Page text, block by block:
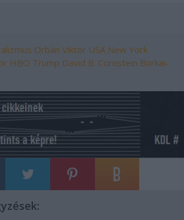
Orbán Viktor USA New York
HBO Trump David B. Cornstein Borkai-